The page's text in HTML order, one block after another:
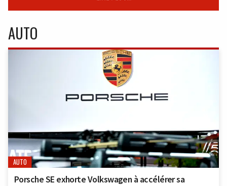
AUTO
AUTO
Porsche SE exhorte Volkswagen à accélérer sa